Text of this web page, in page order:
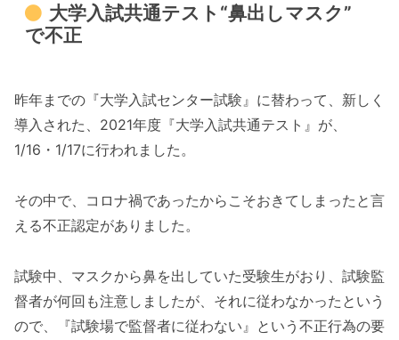
大学入試共通テスト“鼻出しマスク”
で不正
昨年までの『大学入試センター試験』に替わって、新しく
導入された、2021年度『大学入試共通テスト』が、
1/16・1/17に行われました。
その中で、コロナ禍であったからこそおきてしまったと言
える不正認定がありました。
試験中、マスクから鼻を出していた受験生がおり、試験監
督者が何回も注意しましたが、それに従わなかったという
ので、『試験場で監督者に従わない』という不正行為の要